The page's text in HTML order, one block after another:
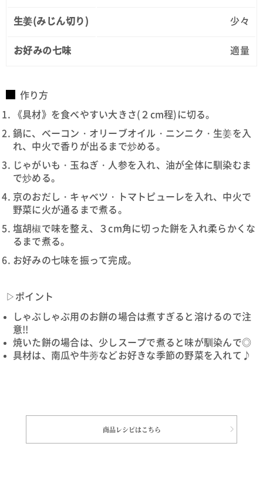
生姜(みじん切り) 少々
お好みの七味 適量
作り方
《具材》を食べやすい大きさ(２cm程)に切る。
鍋に、ベーコン・オリーブオイル・ニンニク・生姜を入
れ、中火で香りが出るまで炒める。
じゃがいも・玉ねぎ・人参を入れ、油が全体に馴染むま
で炒める。
京のおだし・キャベツ・トマトピューレを入れ、中火で
野菜に火が通るまで煮る。
塩胡椒で味を整え、３cm角に切った餅を入れ柔らかくな
るまで煮る。
お好みの七味を振って完成。
▷ポイント
しゃぶしゃぶ用のお餅の場合は煮すぎると溶けるので注
意!!
焼いた餅の場合は、少しスープで煮ると味が馴染んで◎
具材は、南瓜や牛蒡などお好きな季節の野菜を入れて♪
商品レシピはこちら